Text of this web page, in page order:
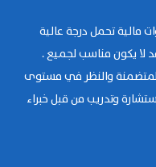
مالية تحمل درجة عالية
لا يكون مناسب لجميع .
والنظر في مستوى
وتدريب من قبل خبراء